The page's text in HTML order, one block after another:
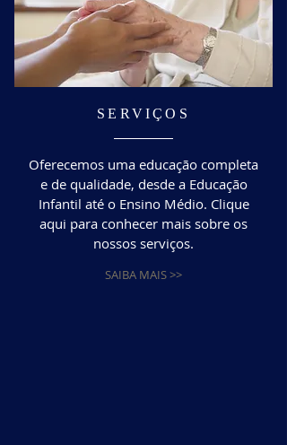
SERVIÇOS
Oferecemos uma educação completa
e de qualidade, desde a Educação
Infantil até o Ensino Médio. Clique
aqui para conhecer mais sobre os
nossos serviços.
SAIBA MAIS >>